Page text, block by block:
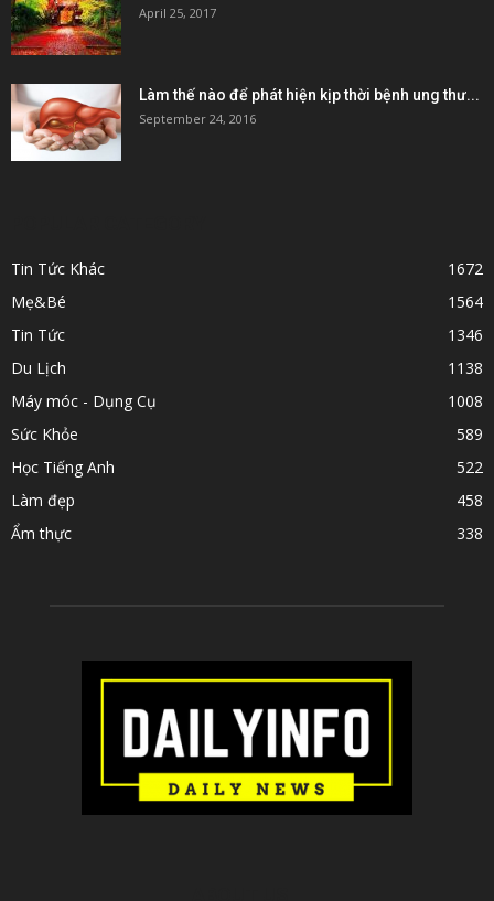
April 25, 2017
Làm thế nào để phát hiện kịp thời bệnh ung thư...
September 24, 2016
Tin Tức Khác
1672
Mẹ&Bé
1564
Tin Tức
1346
Du Lịch
1138
Máy móc - Dụng Cụ
1008
Sức Khỏe
589
Học Tiếng Anh
522
Làm đẹp
458
Ẩm thực
338